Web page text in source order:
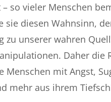
so vieler Menschen
diesen Wahnsinn,
unserer wahren
Daher die
mit Angst,
mehr aus ihrem